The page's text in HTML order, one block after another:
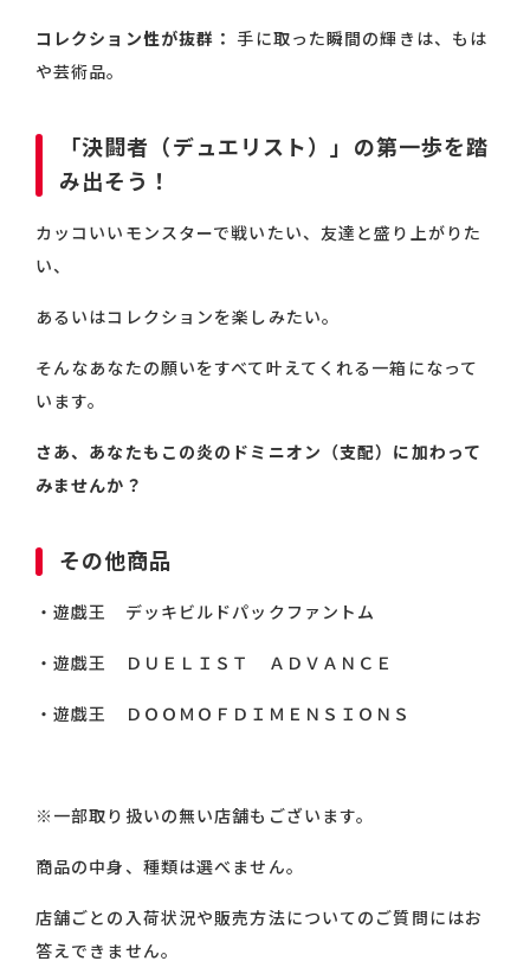
コレクション性が抜群： 手に取った瞬間の輝きは、もは
や芸術品。
「決闘者（デュエリスト）」の第一歩を踏
み出そう！
カッコいいモンスターで戦いたい、友達と盛り上がりた
い、
あるいはコレクションを楽しみたい。
そんなあなたの願いをすべて叶えてくれる一箱になって
います。
さあ、あなたもこの炎のドミニオン（支配）に加わって
みませんか？
その他商品
・遊戯王 デッキビルドパックファントム
・遊戯王 ＤＵＥＬＩＳＴ ＡＤＶＡＮＣＥ
・遊戯王 ＤＯＯＭＯＦＤＩＭＥＮＳＩＯＮＳ
※一部取り扱いの無い店舗もございます。
商品の中身、種類は選べません。
店舗ごとの入荷状況や販売方法についてのご質問にはお
答えできません。